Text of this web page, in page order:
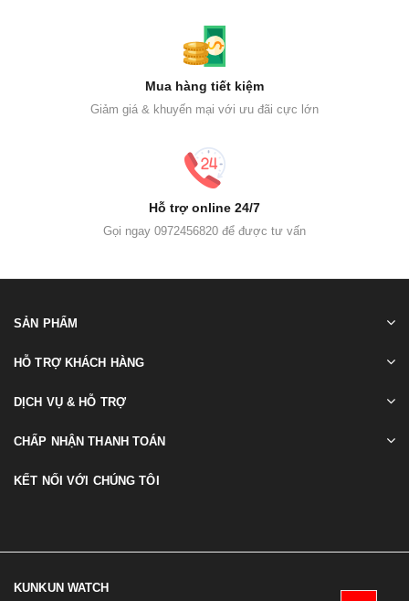
Mua hàng tiết kiệm
Giảm giá & khuyến mại với ưu đãi cực lớn
Hỗ trợ online 24/7
Gọi ngay 0972456820 để được tư vấn
SẢN PHẨM
HỖ TRỢ KHÁCH HÀNG
DỊCH VỤ & HỖ TRỢ
CHẤP NHẬN THANH TOÁN
KẾT NỐI VỚI CHÚNG TÔI
KUNKUN WATCH